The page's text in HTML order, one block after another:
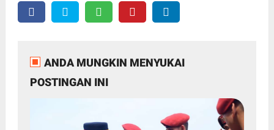
ANDA MUNGKIN MENYUKAI
POSTINGAN INI